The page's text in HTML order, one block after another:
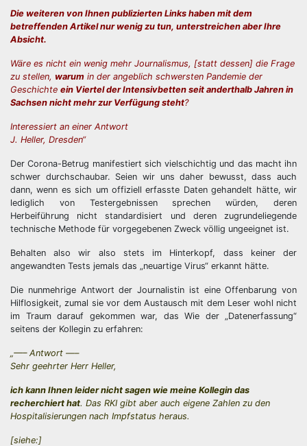
Die weiteren von Ihnen publizierten Links haben mit dem
betreffenden Artikel nur wenig zu tun, unterstreichen aber Ihre
Absicht.
Wäre es nicht ein wenig mehr Journalismus, [statt dessen] die Frage
zu stellen, warum in der angeblich schwersten Pandemie der
Geschichte ein Viertel der Intensivbetten seit anderthalb Jahren in
Sachsen nicht mehr zur Verfügung steht?
Interessiert an einer Antwort
J. Heller, Dresden“
Der Corona-Betrug manifestiert sich vielschichtig und das macht ihn
schwer durchschaubar. Seien wir uns daher bewusst, dass auch
dann, wenn es sich um offiziell erfasste Daten gehandelt hätte, wir
lediglich von Testergebnissen sprechen würden, deren
Herbeiführung nicht standardisiert und deren zugrundeliegende
technische Methode für vorgegebenen Zweck völlig ungeeignet ist.
Behalten also wir also stets im Hinterkopf, dass keiner der
angewandten Tests jemals das „neuartige Virus“ erkannt hätte.
Die nunmehrige Antwort der Journalistin ist eine Offenbarung von
Hilflosigkeit, zumal sie vor dem Austausch mit dem Leser wohl nicht
im Traum darauf gekommen war, das Wie der „Datenerfassung“
seitens der Kollegin zu erfahren:
„—– Antwort —–
Sehr geehrter Herr Heller,
ich kann Ihnen leider nicht sagen wie meine Kollegin das
recherchiert hat. Das RKI gibt aber auch eigene Zahlen zu den
Hospitalisierungen nach Impfstatus heraus.
[siehe:]